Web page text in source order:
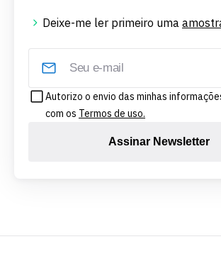
Deixe-me ler primeiro uma
Autorizo o envio das minhas
com os Termos de uso.
Assinar Newsletter